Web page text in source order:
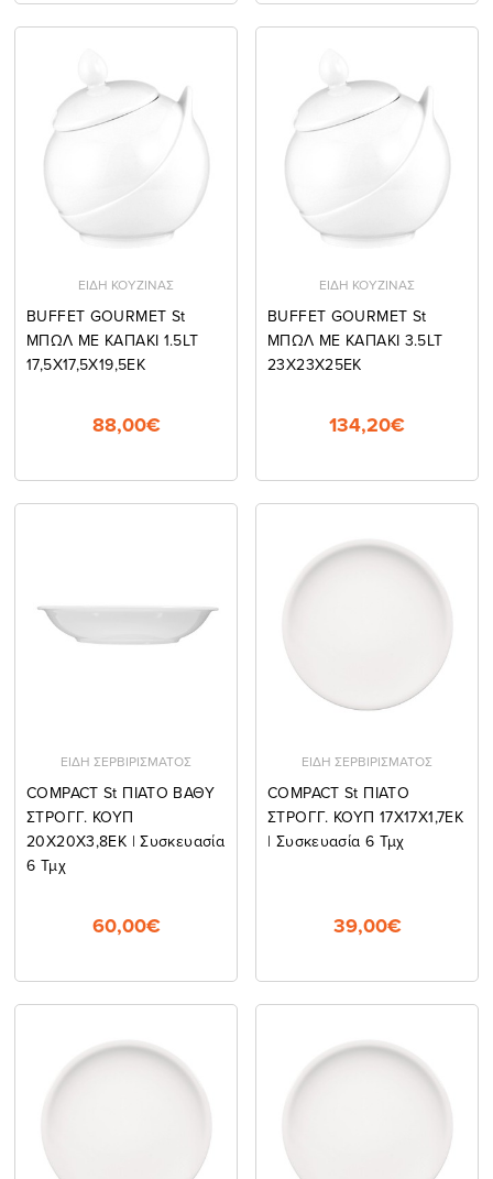
ΕΙΔΗ ΚΟΥΖΙΝΑΣ
BUFFET GOURMET St
ΜΠΩΛ ΜΕ ΚΑΠΑΚΙ 1.5LT
17,5Χ17,5Χ19,5ΕΚ
88,00€
ΕΙΔΗ ΚΟΥΖΙΝΑΣ
BUFFET GOURMET St
ΜΠΩΛ ΜΕ ΚΑΠΑΚΙ 3.5LT
23Χ23Χ25ΕΚ
134,20€
ΕΙΔΗ ΣΕΡΒΙΡΙΣΜΑΤΟΣ
COMPACT St ΠΙΑΤΟ ΒΑΘΥ
ΣΤΡΟΓΓ. ΚΟΥΠ
20Χ20Χ3,8ΕΚ | Συσκευασία
6 Τμχ
60,00€
ΕΙΔΗ ΣΕΡΒΙΡΙΣΜΑΤΟΣ
COMPACT St ΠΙΑΤΟ
ΣΤΡΟΓΓ. ΚΟΥΠ 17Χ17Χ1,7ΕΚ
| Συσκευασία 6 Τμχ
39,00€